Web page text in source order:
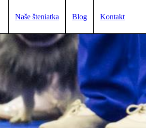
Naše šteniatka Blog Kontakt